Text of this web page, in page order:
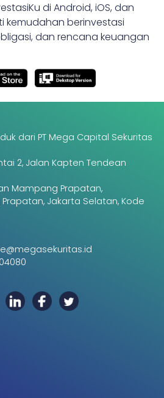
di Android, iOS, dan
kemudahan berinvestasi
dan rencana keuangan
dari PT Mega Capital Sekuritas
2, Jalan Kapten Tendean
Mampang Prapatan,
Jakarta Selatan, Kode